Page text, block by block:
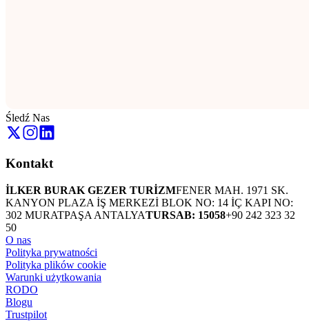
Śledź Nas
Kontakt
İLKER BURAK GEZER TURİZMFENER MAH. 1971 SK.
KANYON PLAZA İŞ MERKEZİ BLOK NO: 14 İÇ KAPI NO:
302 MURATPAŞA ANTALYATURSAB: 15058+90 242 323 32
50
O nas
Polityka prywatności
Polityka plików cookie
Warunki użytkowania
RODO
Blogu
Trustpilot